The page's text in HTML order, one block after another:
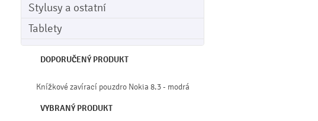
Stylusy a ostatní
Tablety
DOPORUČENÝ PRODUKT
Knížkové zavírací pouzdro Nokia 8.3 - modrá
VYBRANÝ PRODUKT